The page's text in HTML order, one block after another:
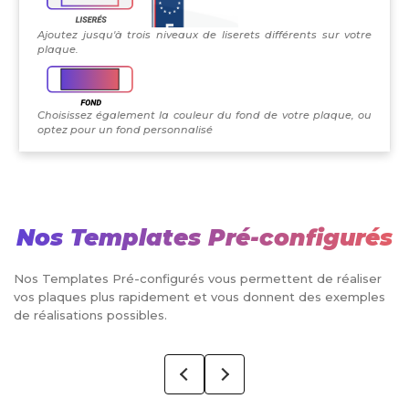
Ajoutez jusqu'à trois niveaux de liserets différents sur votre
plaque.
Choisissez également la couleur du fond de votre plaque, ou
optez pour un fond personnalisé
Nos Templates Pré-configurés
Nos Templates Pré-configurés vous permettent de réaliser
vos plaques plus rapidement et vous donnent des exemples
de réalisations possibles.